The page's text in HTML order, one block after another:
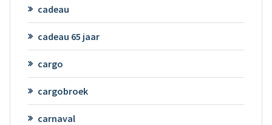
cadeau
cadeau 65 jaar
cargo
cargobroek
carnaval